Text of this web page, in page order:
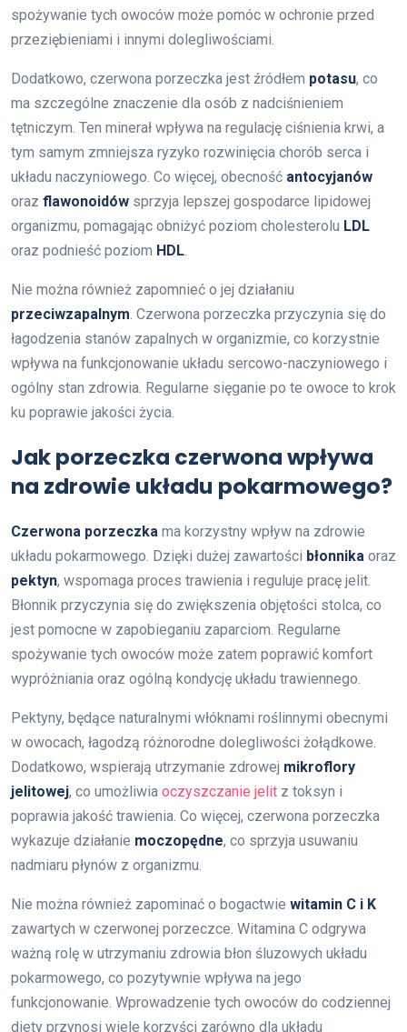
spożywanie tych owoców może pomóc w ochronie przed
przeziębieniami i innymi dolegliwościami.
Dodatkowo, czerwona porzeczka jest źródłem potasu, co
ma szczególne znaczenie dla osób z nadciśnieniem
tętniczym. Ten minerał wpływa na regulację ciśnienia krwi, a
tym samym zmniejsza ryzyko rozwinięcia chorób serca i
układu naczyniowego. Co więcej, obecność antocyjanów
oraz flawonoidów sprzyja lepszej gospodarce lipidowej
organizmu, pomagając obniżyć poziom cholesterolu LDL
oraz podnieść poziom HDL
Nie można również zapomnieć o jej działaniu
przeciwzapalnym . Czerwona porzeczka przyczynia się do
łagodzenia stanów zapalnych w organizmie, co korzystnie
wpływa na funkcjonowanie układu sercowo-naczyniowego i
ogólny stan zdrowia. Regularne sięganie po te owoce to krok
ku poprawie jakości życia.
Jak porzeczka czerwona wpływa
na zdrowie układu pokarmowego?
Czerwona porzeczka ma korzystny wpływ na zdrowie
układu pokarmowego. Dzięki dużej zawartości błonnika oraz
pektyn, wspomaga proces trawienia i reguluje pracę jelit.
Błonnik przyczynia się do zwiększenia objętości stolca, co
jest pomocne w zapobieganiu zaparciom. Regularne
spożywanie tych owoców może zatem poprawić komfort
wypróżniania oraz ogólną kondycję układu trawiennego.
Pektyny, będące naturalnymi włóknami roślinnymi obecnymi
w owocach, łagodzą różnorodne dolegliwości żołądkowe.
Dodatkowo, wspierają utrzymanie zdrowej mikroflory
jelitowej, co umożliwia oczyszczanie jelit z toksyn i
poprawia jakość trawienia. Co więcej, czerwona porzeczka
wykazuje działanie moczopędne, co sprzyja usuwaniu
nadmiaru płynów z organizmu.
Nie można również zapominać o bogactwie witamin C i K
zawartych w czerwonej porzeczce. Witamina C odgrywa
ważną rolę w utrzymaniu zdrowia błon śluzowych układu
pokarmowego, co pozytywnie wpływa na jego
funkcjonowanie. Wprowadzenie tych owoców do codziennej
diety przynosi wiele korzyści zarówno dla układu